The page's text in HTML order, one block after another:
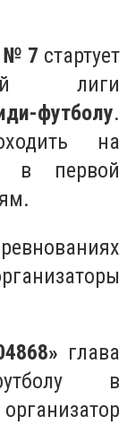
7 стартует
лиги
футболу.
на
в первой
глава
в